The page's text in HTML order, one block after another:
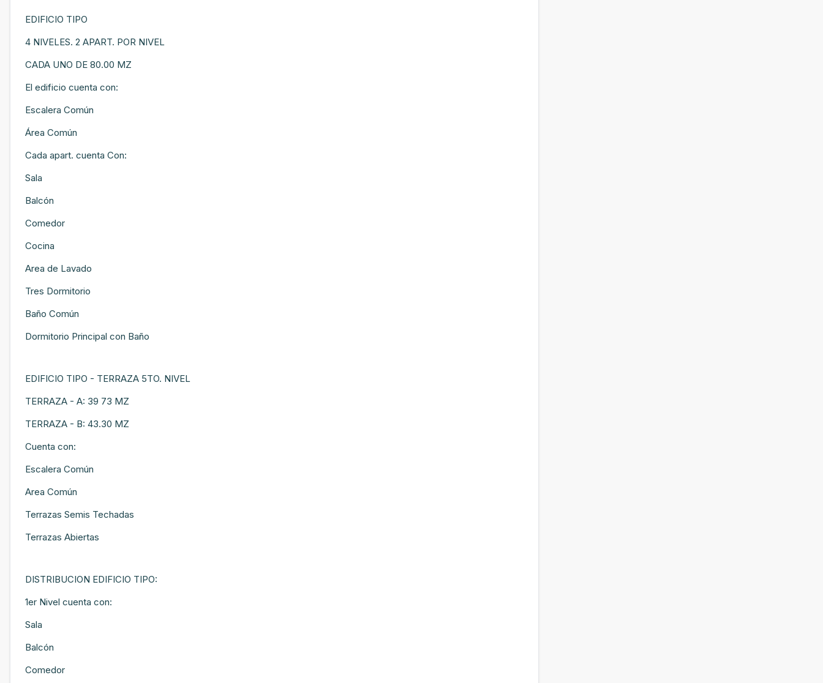
EDIFICIO TIPO
4 NIVELES. 2 APART. POR NIVEL
CADA UNO DE 80.00 MZ
El edificio cuenta con:
Escalera Común
Área Común
Cada apart. cuenta Con:
Sala
Balcón
Comedor
Cocina
Area de Lavado
Tres Dormitorio
Baño Común
Dormitorio Principal con Baño
EDIFICIO TIPO - TERRAZA 5TO. NIVEL
TERRAZA - A: 39 73 MZ
TERRAZA - B: 43.30 MZ
Cuenta con:
Escalera Común
Area Común
Terrazas Semis Techadas
Terrazas Abiertas
DISTRIBUCION EDIFICIO TIPO:
1er Nivel cuenta con:
Sala
Balcón
Comedor